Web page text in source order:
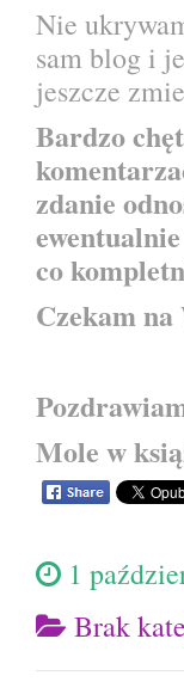
Nie
sam blog i
jeszcze
Bardzo
zdanie
co
Czekam
Mole w
1
Brak